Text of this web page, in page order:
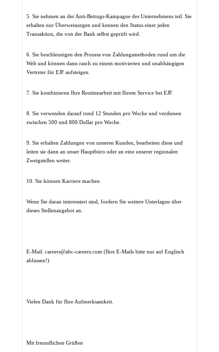
5. Sie nehmen an der Anti-Betrugs-Kampagne des Unternehmens teil. Sie
erhalten nur Überweisungen und kennen den Status einer jeden
Transaktion, die von der Bank selbst geprüft wird.
6. Sie beschleunigen den Prozess von Zahlungsmethoden rund um die
Welt und können dann rasch zu einem motivierten und unabhängigen
Vertreter für EJF aufsteigen.
7. Sie kombinieren Ihre Routinearbeit mit Ihrem Service bei EJF.
8. Sie verwenden darauf rund 12 Stunden pro Woche und verdienen
zwischen 500 und 800 Dollar pro Woche.
9. Sie erhalten Zahlungen von unseren Kunden, bearbeiten diese und
leiten sie dann an unser Hauptbüro oder an eine unserer regionalen
Zweigstellen weiter.
10. Sie können Karriere machen.
Wenn Sie daran interessiert sind, fordern Sie weitere Unterlagen über
dieses Stellenangebot an.
E-Mail: careers@abc-careers.com (Ihre E-Mails bitte nur auf Englisch
abfassen!)
Vielen Dank für Ihre Aufmerksamkeit.
Mit freundlichen Grüßen